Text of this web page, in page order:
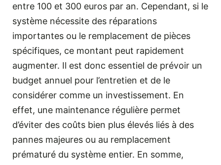
entre 100 et 300 euros par an. Cependant, si le
système nécessite des réparations
importantes ou le remplacement de pièces
spécifiques, ce montant peut rapidement
augmenter. Il est donc essentiel de prévoir un
budget annuel pour l’entretien et de le
considérer comme un investissement. En
effet, une maintenance régulière permet
d’éviter des coûts bien plus élevés liés à des
pannes majeures ou au remplacement
prématuré du système entier. En somme,